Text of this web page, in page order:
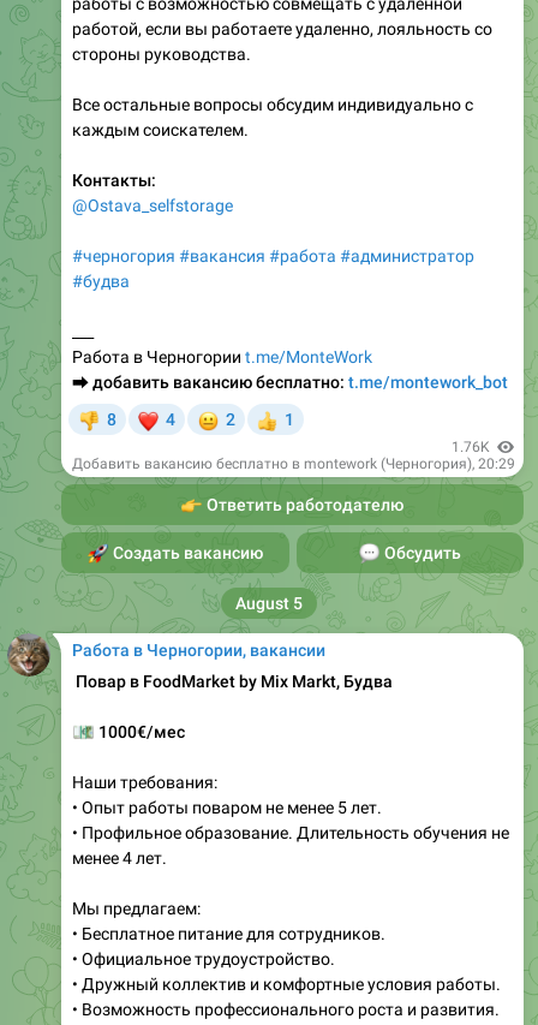
работой, если вы работаете удаленно, лояльность со
стороны руководства.
Все остальные вопросы обсудим индивидуально с
каждым соискателем.
Контакты:
@Ostava_selfstorage
#черногория #вакансия #работа #администратор
#будва
Работа в Черногории t.me/MonteWork
⮕добавить вакансию бесплатно: t.me/montework_bot
8 4
😐
2
👍
1
1.76K
Добавить вакансию бесплатно в montework (Черногория), 20:29
👉Ответить работодателю
Создать вакансию💬Обсудить
Работа в Черногории, вакансии
‍ Повар в FoodMarket by Mix Markt, Будва
1000€/мес
Наши требования:
• Опыт работы поваром не менее 5 лет.
• Профильное образование. Длительность обучения не
менее 4 лет.
Мы предлагаем:
• Бесплатное питание для сотрудников.
• Официальное трудоустройство.
• Дружный коллектив и комфортные условия работы.
• Возможность профессионального роста и развития.
August 5